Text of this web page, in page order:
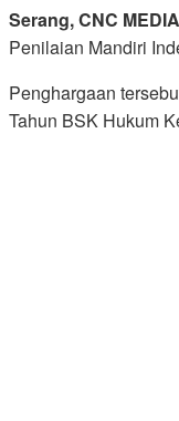
Serang, CNC MEDIA
Penilaian Mandiri
Penghargaan
Tahun BSK Hukum